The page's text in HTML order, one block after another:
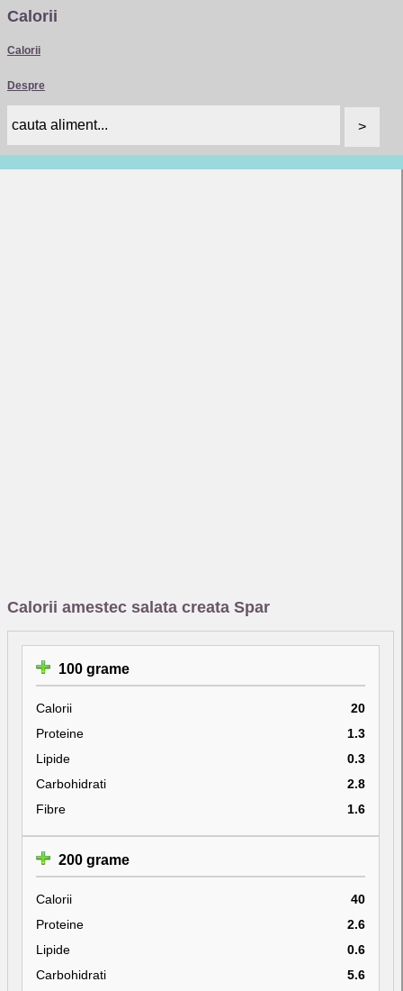
Calorii
Calorii
Despre
Calorii amestec salata creata Spar
100 grame
Calorii
20
Proteine
1.3
Lipide
0.3
Carbohidrati
2.8
Fibre
1.6
200 grame
Calorii
40
Proteine
2.6
Lipide
0.6
Carbohidrati
5.6